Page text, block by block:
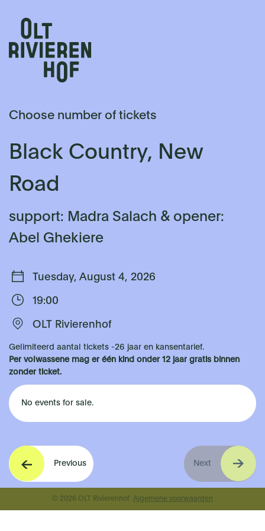
Choose number of tickets
Black Country, New
Road
support: Madra Salach & opener:
Abel Ghekiere
Tuesday, August 4, 2026
19:00
OLT Rivierenhof
Gelimiteerd aantal tickets -26 jaar en kansentarief.
Per volwassene mag er één kind onder 12 jaar gratis binnen
zonder ticket.
No events for sale.
Previous Next
© 2026 OLT Rivierenhof Algemene voorwaarden